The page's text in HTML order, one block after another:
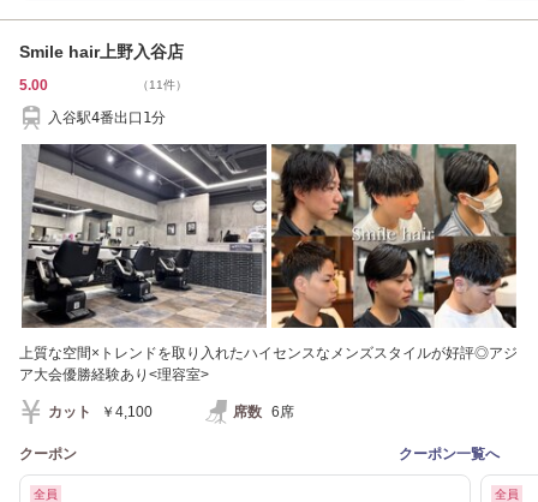
Smile hair上野入谷店
5.00 （11件）
入谷駅4番出口1分
上質な空間×トレンドを取り入れたハイセンスなメンズスタイルが好評◎アジ
ア大会優勝経験あり<理容室>
カット ￥4,100 席数 6席
クーポン クーポン一覧へ
全員 全員